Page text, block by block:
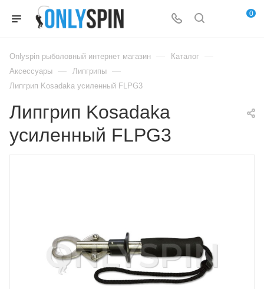
0
Onlyspin рыболовный интернет магазин — Каталог —
Аксессуары — Липгрипы —
Липгрип Kosadaka усиленный FLPG3
Липгрип Kosadaka
усиленный FLPG3